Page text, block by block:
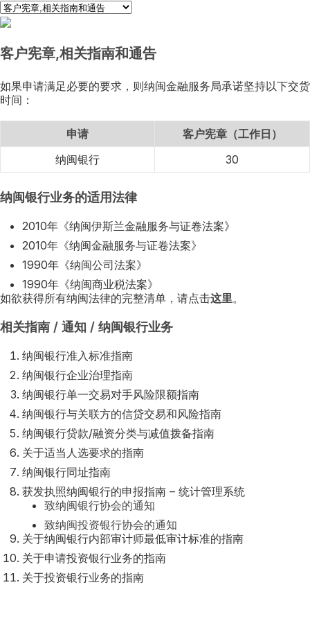
客户宪章,相关指南和通告
如果申请满足必要的要求，则纳闽金融服务局承诺坚持以下交货
时间：
申请
客户宪章（工作日）
纳闽银行
30
纳闽银行业务的适用法律
2010年《纳闽伊斯兰金融服务与证卷法案》
2010年《纳闽金融服务与证卷法案》
1990年《纳闽公司法案》
1990年《纳闽商业税法案》
如欲获得所有纳闽法律的完整清单，请点击这里。
相关指南 / 通知 / 纳闽银行业务
纳闽银行准入标准指南
纳闽银行企业治理指南
纳闽银行单一交易对手风险限额指南
纳闽银行与关联方的信贷交易和风险指南
纳闽银行贷款/融资分类与减值拨备指南
关于适当人选要求的指南
纳闽银行同址指南
获发执照纳闽银行的申报指南 – 统计管理系统
致纳闽银行协会的通知
致纳闽投资银行协会的通知
关于纳闽银行内部审计师最低审计标准的指南
关于申请投资银行业务的指南
关于投资银行业务的指南